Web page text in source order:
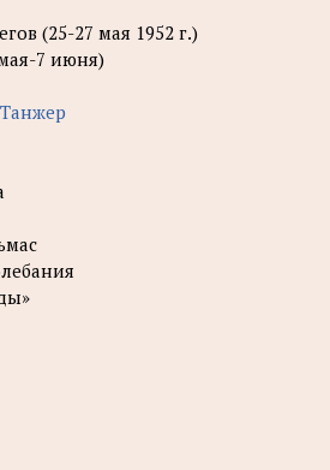
(25-27 мая 1952 г.)
7 июня)
Танжер